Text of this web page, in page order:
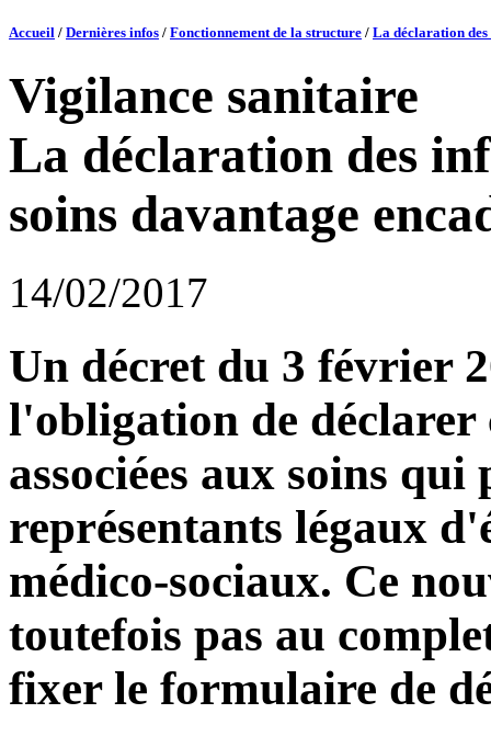
Accueil / Dernières infos / Fonctionnement de la structure / La déclaration des
Vigilance sanitaire
La déclaration des
soins davantage
14/02/2017
Un décret du 3 février
l'obligation de déclarer
associées aux soins
représentants légaux
médico-sociaux. Ce
toutefois pas au
fixer le formulaire de